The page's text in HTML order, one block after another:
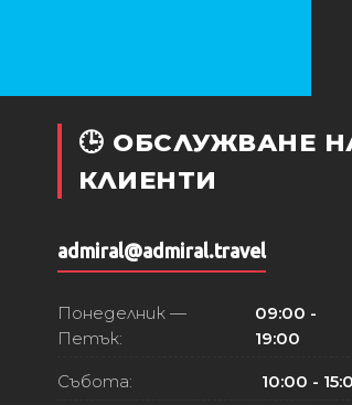
🕒 ОБСЛУЖВАНЕ
КЛИЕНТИ
admiral@admiral.travel
Понеделник —
Петък:
09:00 -
19:00
Събота: 10:00 -